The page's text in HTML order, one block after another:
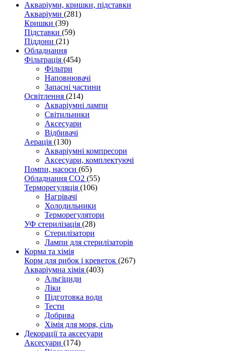
Акваріуми, кришки, підставки
Акваріуми (281)
Кришки (39)
Підставки (59)
Піддони (21)
Обладнання
Фільтрація (454)
Фільтри
Наповнювачі
Запасні частини
Освітлення (214)
Акваріумні лампи
Світильники
Аксесуари
Відбивачі
Аерація (130)
Акваріумні компресори
Аксесуари, комплектуючі
Помпи, насоси (65)
Обладнання CO2 (55)
Терморегуляція (106)
Нагрівачі
Холодильники
Терморегулятори
УФ стерилізація (28)
Стерилізатори
Лампи для стерилізаторів
Корма та хімія
Корм для рибок і креветок (267)
Акваріумна хімія (403)
Альгіциди
Ліки
Підготовка води
Тести
Добрива
Хімія для моря, сіль
Декорації та аксесуари
Аксесуари (174)